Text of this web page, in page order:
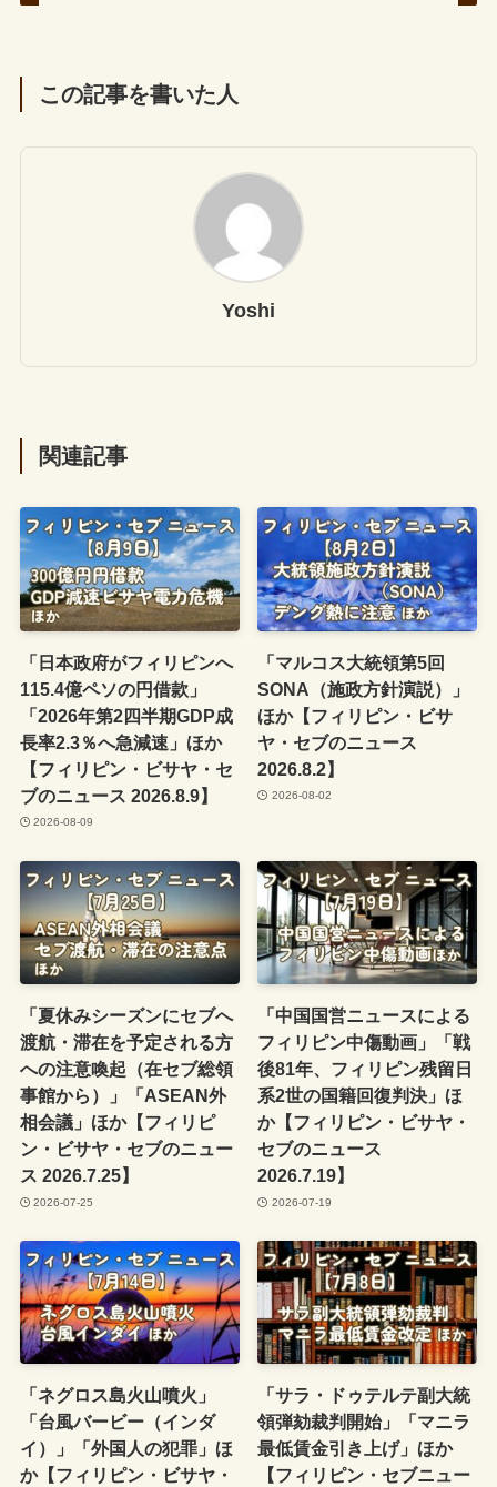
この記事を書いた人
Yoshi
関連記事
「日本政府がフィリピンへ
115.4億ペソの円借款」
「2026年第2四半期GDP成
長率2.3％へ急減速」ほか
【フィリピン・ビサヤ・セ
ブのニュース 2026.8.9】
2026-08-09
「マルコス大統領第5回
SONA（施政方針演説）」
ほか【フィリピン・ビサ
ヤ・セブのニュース
2026.8.2】
2026-08-02
「夏休みシーズンにセブへ
渡航・滞在を予定される方
への注意喚起（在セブ総領
事館から）」「ASEAN外
相会議」ほか【フィリピ
ン・ビサヤ・セブのニュー
ス 2026.7.25】
2026-07-25
「中国国営ニュースによる
フィリピン中傷動画」「戦
後81年、フィリピン残留日
系2世の国籍回復判決」ほ
か【フィリピン・ビサヤ・
セブのニュース
2026.7.19】
2026-07-19
「ネグロス島火山噴火」
「台風バービー（インダ
イ）」「外国人の犯罪」ほ
か【フィリピン・ビサヤ・
「サラ・ドゥテルテ副大統
領弾劾裁判開始」「マニラ
最低賃金引き上げ」ほか
【フィリピン・セブニュー